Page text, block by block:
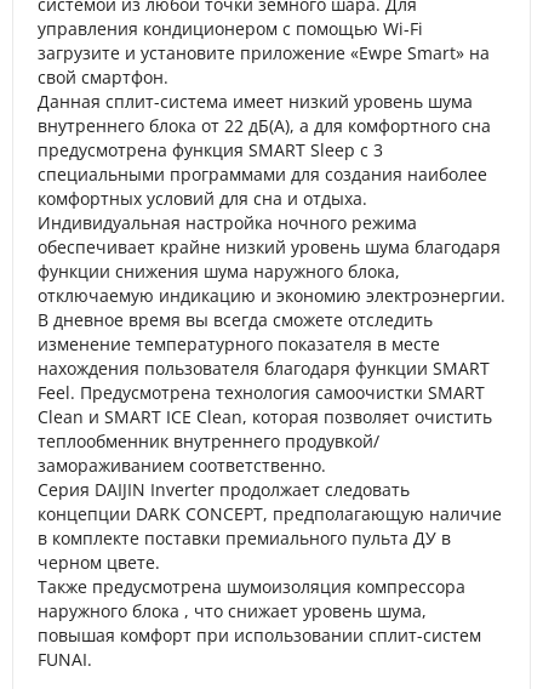
управления кондиционером с помощью Wi-Fi
загрузите и установите приложение «Ewpe Smart» на
свой смартфон.
Данная сплит-система имеет низкий уровень шума
внутреннего блока от 22 дБ(А), а для комфортного сна
предусмотрена функция SMART Sleep с 3
специальными программами для создания наиболее
комфортных условий для сна и отдыха.
Индивидуальная настройка ночного режима
обеспечивает крайне низкий уровень шума благодаря
функции снижения шума наружного блока,
отключаемую индикацию и экономию электроэнергии.
В дневное время вы всегда сможете отследить
изменение температурного показателя в месте
нахождения пользователя благодаря функции SMART
Feel. Предусмотрена технология самоочистки SMART
Clean и SMART ICE Clean, которая позволяет очистить
теплообменник внутреннего продувкой/
замораживанием соответственно.
Серия DAIJIN Inverter продолжает следовать
концепции DARK CONCEPT, предполагающую наличие
в комплекте поставки премиального пульта ДУ в
черном цвете.
Также предусмотрена шумоизоляция компрессора
наружного блока , что снижает уровень шума,
повышая комфорт при использовании сплит-систем
FUNAI.